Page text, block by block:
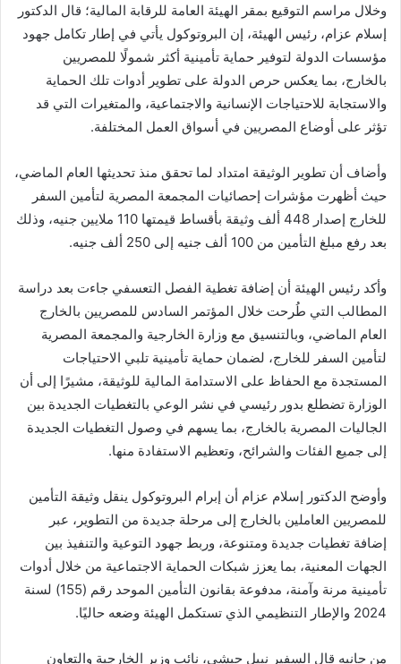
وخلال مراسم التوقيع بمقر الهيئة العامة للرقابة المالية؛ قال الدكتور
إسلام عزام، رئيس الهيئة، إن البروتوكول يأتي في إطار تكامل جهود
مؤسسات الدولة لتوفير حماية تأمينية أكثر شمولًا للمصريين
بالخارج، بما يعكس حرص الدولة على تطوير أدوات تلك الحماية
والاستجابة للاحتياجات الإنسانية والاجتماعية، والمتغيرات التي قد
تؤثر على أوضاع المصريين في أسواق العمل المختلفة.
وأضاف أن تطوير الوثيقة امتداد لما تحقق منذ تحديثها العام الماضي،
حيث أظهرت مؤشرات إحصائيات المجمعة المصرية لتأمين السفر
للخارج إصدار 448 ألف وثيقة بأقساط قيمتها 110 ملايين جنيه، وذلك
بعد رفع مبلغ التأمين من 100 ألف جنيه إلى 250 ألف جنيه.
وأكد رئيس الهيئة أن إضافة تغطية الفصل التعسفي جاءت بعد دراسة
المطالب التي طُرحت خلال المؤتمر السادس للمصريين بالخارج
العام الماضي، وبالتنسيق مع وزارة الخارجية والمجمعة المصرية
لتأمين السفر للخارج، لضمان حماية تأمينية تلبي الاحتياجات
المستجدة مع الحفاظ على الاستدامة المالية للوثيقة، مشيرًا إلى أن
الوزارة تضطلع بدور رئيسي في نشر الوعي بالتغطيات الجديدة بين
الجاليات المصرية بالخارج، بما يسهم في وصول التغطيات الجديدة
إلى جميع الفئات والشرائح، وتعظيم الاستفادة منها.
وأوضح الدكتور إسلام عزام أن إبرام البروتوكول ينقل وثيقة التأمين
للمصريين العاملين بالخارج إلى مرحلة جديدة من التطوير، عبر
إضافة تغطيات جديدة ومتنوعة، وربط جهود التوعية والتنفيذ بين
الجهات المعنية، بما يعزز شبكات الحماية الاجتماعية من خلال أدوات
تأمينية مرنة وآمنة، مدفوعة بقانون التأمين الموحد رقم (155) لسنة
2024 والإطار التنظيمي الذي تستكمل الهيئة وضعه حاليًا.
من جانبه قال السفير نبيل حبشي، نائب وزير الخارجية والتعاون